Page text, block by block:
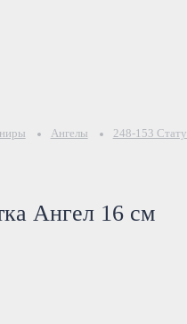
Ангелы 248-153
Ангел 16 см